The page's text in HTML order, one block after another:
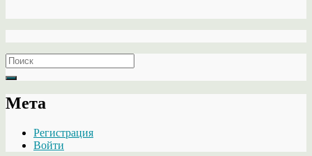
Search
for:
Мета
Регистрация
Войти